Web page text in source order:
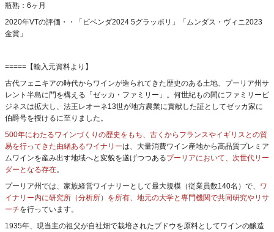
瓶熟：6ヶ月
2020年VTの評価・・「ビベンダ2024 5グラッポリ」「ムンダス・ヴィニ2023
金賞」
=====【輸入元資料より】
古代フェニキアの時代からワインが造られてきた歴史のある土地、プーリア州サ
レント半島に門を構える「ゼッカ・ファミリー」。何世紀もの間にファミリービ
ジネスは拡大し、法王レオーネ13世が地方農業に貢献した証としてゼッカ家に
伯爵号を授けるに至りました。
500年にわたるワインづくりの歴史をもち、古くからフランスやイギリスとの貿
易を行ってきた由緒あるワイナリーは、大量消費ワイン産地から高品質プレミア
ムワインを産み出す地域へと変貌を遂げつつあるプーリアにおいて、次世代リー
ダーとなる存在。
プーリア州では、家族経営ワイナリーとして最大規模（従業員数140名）で、 ワ
イナリー内に研究所（分析所）を所有、地元の大学と専門機関で共同研究やリサ
ーチを行っています。
1935年、現当主の祖父が自社畑で栽培されたブドウを原料としてワインの醸造